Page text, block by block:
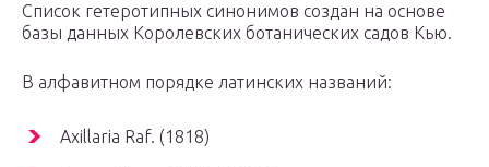
Список гетеротипных синонимов создан на основе
базы данных Королевских ботанических садов Кью.
В алфавитном порядке латинских названий:
Axillaria Raf. (1818)